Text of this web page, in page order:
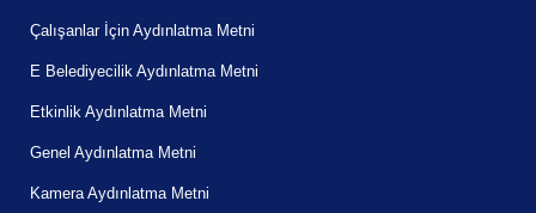
Çalışanlar İçin Aydınlatma Metni
E Belediyecilik Aydınlatma Metni
Etkinlik Aydınlatma Metni
Genel Aydınlatma Metni
Kamera Aydınlatma Metni